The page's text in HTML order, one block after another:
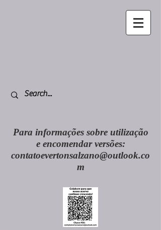
Para informações sobre utilização
e encomendar versões:
contatoevertonsalzano@outlook.co
m